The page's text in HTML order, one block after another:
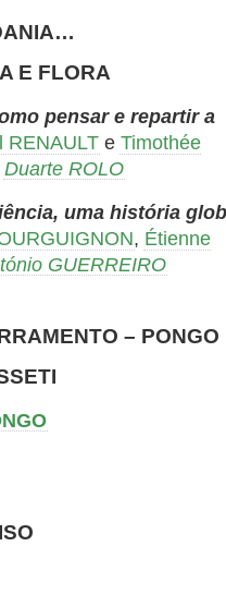
E FLORA
pensar e repartir a
RENAULT e Timothée
Duarte ROLO
uma história
, Étienne
GUERREIRO
– PONGO